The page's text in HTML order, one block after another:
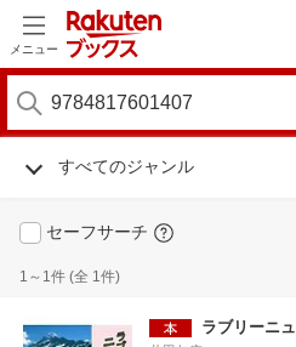
メニュー
すべてのジャンル
セーフサーチ
1～1件 (全 1件)
ラブリーニ